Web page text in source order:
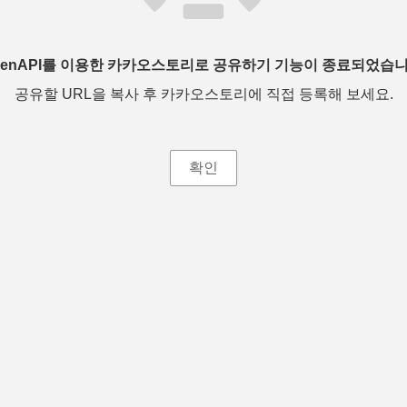
를 이용한 카카오스토리로 공유하기 기능이 종료되었습
공유할 URL을 복사 후 카카오스토리에 직접 등록해 보세요.
확인